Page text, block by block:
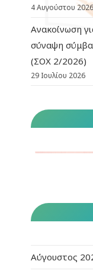
4 Αυγούστου 2026
Ανακοίνωση
σύναψη
(ΣΟΧ 2/2026)
29 Ιουλίου 2026
Αύγουστος